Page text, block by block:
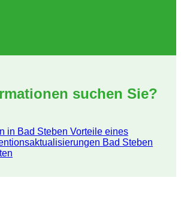
suchen Sie?
in Bad Steben Vorteile eines
Bad Steben